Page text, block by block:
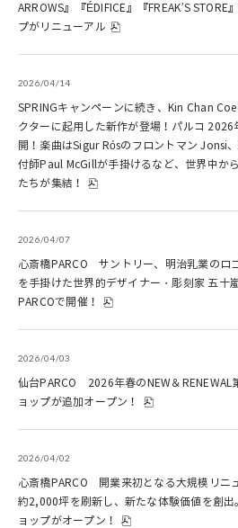
ARROWS』『ÉDIFICE』『FREAK’S
プがリニューアル
2026/04/14
SPRINGキャンペーンに続き、Kin Chan
クターに起用した新作が登場！パルコ 2026
開！楽曲はSigur Rósのフロントマン Jonsi
付師Paul McGillが手掛けるなど、世界中か
たちが集結！
2026/04/07
心斎橋PARCO サントリー、明治乳業のロ
を手掛けた世界的デザイナー・彫刻家 五十
PARCOで開催！
2026/04/03
仙台PARCO 2026年春のNEW＆RENEWAL
ョップが追加オープン！
2026/04/02
心斎橋PARCO 開業来初となる大規模リニ
約2,000坪を刷新し、新たな体験価値を創
ョップがオープン！